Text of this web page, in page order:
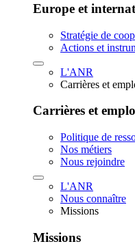
Europe et
Stratégie de
Actions et
L'ANR
Carrières et
Carrières et
Politique de
Nos métiers
Nous rejoindre
L'ANR
Nous connaître
Missions
Missions